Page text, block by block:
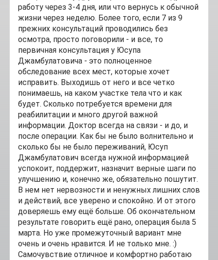
работу через 3-4 дня, или что вернусь к обычной
жизни через неделю. Более того, если 7 из 9
прежних консультаций проводились без
осмотра, просто поговорили - и все, то
первичная консультация у Юсупа
Джамбулатовича - это полноценное
обследование всех мест, которые хочет
исправить. Выходишь от него и все четко
понимаешь, на каком участке тела что и как
будет. Сколько потребуется времени для
реабилитации и много другой важной
информации. Доктор всегда на связи - и до, и
после операции. Как бы не было волнительно и
сколько бы не было переживаний, Юсуп
Джамбулатович всегда нужной информацией
успокоит, поддержит, назначит верные шаги по
улучшению и, конечно же, обязательно пошутит.
В нем нет нервозности и ненужных лишних слов
и действий, все уверено и спокойно. И от этого
доверяешь ему ещё больше. Об окончательном
результате говорить ещё рано, операция была 5
марта. Но уже промежуточный вариант мне
очень и очень нравится. И не только мне. :)
Самочувствие отличное и комфортно работаю